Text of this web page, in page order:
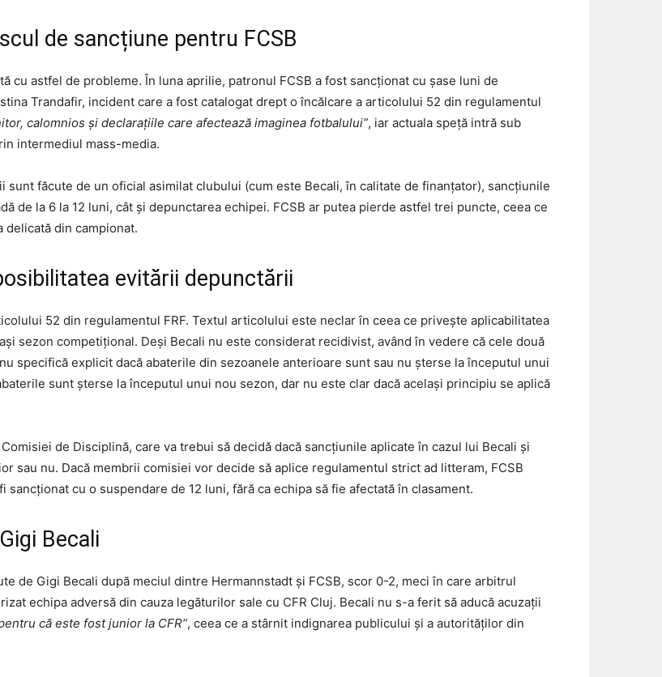
de sancțiune pentru FCSB
cu astfel de probleme. În luna aprilie, patronul FCSB a fost sancționat cu șase luni de
Trandafir, incident care a fost catalogat drept o încălcare a articolului 52 din regulamentul
calomnios și declarațiile care afectează imaginea fotbalului”, iar actuala speță intră sub
intermediul mass-media.
făcute de un oficial asimilat clubului (cum este Becali, în calitate de finanțator), sancțiunile
de la 6 la 12 luni, cât și depunctarea echipei. FCSB ar putea pierde astfel trei puncte, ceea ce
din campionat.
evitării depunctării
52 din regulamentul FRF. Textul articolului este neclar în ceea ce privește aplicabilitatea
sezon competițional. Deși Becali nu este considerat recidivist, având în vedere că cele două
specifică explicit dacă abaterile din sezoanele anterioare sunt sau nu șterse la începutul unui
sunt șterse la începutul unui nou sezon, dar nu este clar dacă același principiu se aplică
de Disciplină, care va trebui să decidă dacă sancțiunile aplicate în cazul lui Becali și
sau nu. Dacă membrii comisiei vor decide să aplice regulamentul strict ad litteram, FCSB
cu o suspendare de 12 luni, fără ca echipa să fie afectată în clasament.
Becali
de Gigi Becali după meciul dintre Hermannstadt și FCSB, scor 0-2, meci în care arbitrul
echipa adversă din cauza legăturilor sale cu CFR Cluj. Becali nu s-a ferit să aducă acuzații
că este fost junior la CFR”, ceea ce a stârnit indignarea publicului și a autorităților din